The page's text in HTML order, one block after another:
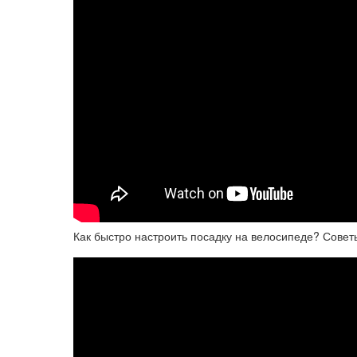
Как быстро настроить посадку на велосипеде?